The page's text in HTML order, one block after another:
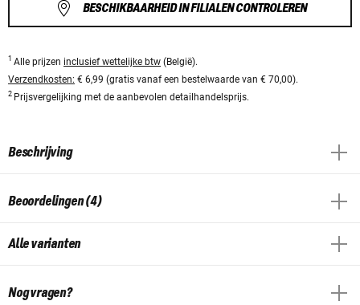
BESCHIKBAARHEID IN FILIALEN CONTROLEREN
1 Alle prijzen inclusief wettelijke btw (België).
Verzendkosten: € 6,99 (gratis vanaf een bestelwaarde van € 70,00).
2 Prijsvergelijking met de aanbevolen detailhandelsprijs.
Beschrijving
Beoordelingen (4)
Alle varianten
Nog vragen?